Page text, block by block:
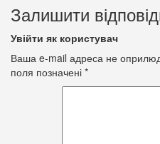
Залишити
Увійти як користувач
Ваша e-mail адреса не
поля позначені *